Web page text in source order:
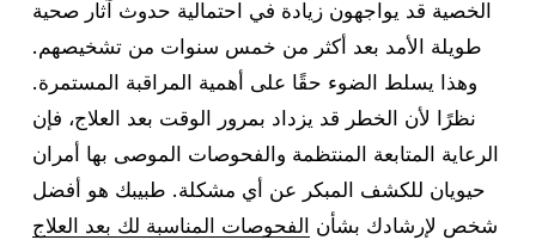
الخصية قد يواجهون زيادة في احتمالية حدوث آثار صحية
طويلة الأمد بعد أكثر من خمس سنوات من تشخيصهم.
وهذا يسلط الضوء حقًا على أهمية المراقبة المستمرة.
نظرًا لأن الخطر قد يزداد بمرور الوقت بعد العلاج، فإن
الرعاية المتابعة المنتظمة والفحوصات الموصى بها أمران
حيويان للكشف المبكر عن أي مشكلة. طبيبك هو أفضل
شخص لإرشادك بشأن الفحوصات المناسبة لك بعد العلاج